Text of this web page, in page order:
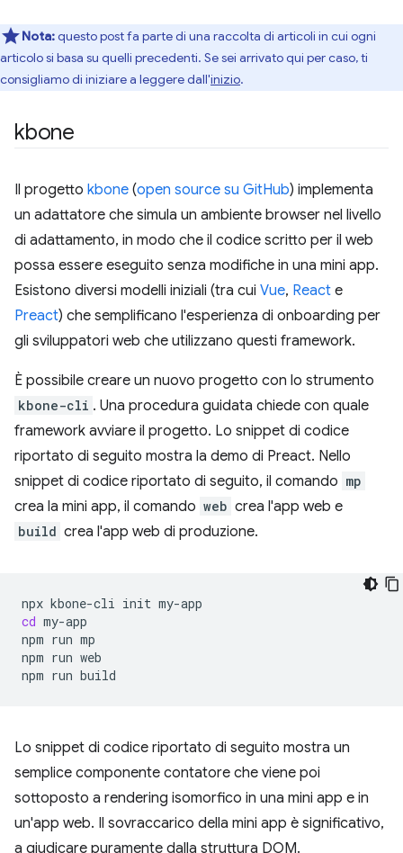
Nota:questo post fa parte di una raccolta di articoli in cui ogni
articolo si basa su quelli precedenti. Se sei arrivato qui per caso, ti
consigliamo di iniziare a leggere dall'inizio.
kbone
Il progetto kbone (open source su GitHub) implementa
un adattatore che simula un ambiente browser nel livello
di adattamento, in modo che il codice scritto per il web
possa essere eseguito senza modifiche in una mini app.
Esistono diversi modelli iniziali (tra cui Vue, React e
Preact) che semplificano l'esperienza di onboarding per
gli sviluppatori web che utilizzano questi framework.
È possibile creare un nuovo progetto con lo strumento
kbone-cli . Una procedura guidata chiede con quale
framework avviare il progetto. Lo snippet di codice
riportato di seguito mostra la demo di Preact. Nello
snippet di codice riportato di seguito, il comando mp
crea la mini app, il comando web crea l'app web e
build crea l'app web di produzione.
npx kbone-cli init
cd my-app
npm run mp
npm run web
npm run
Lo snippet di codice riportato di seguito mostra un
semplice componente contatore che viene poi
sottoposto a rendering isomorfico in una mini app e in
un'app web. Il sovraccarico della mini app è significativo,
a giudicare puramente dalla struttura DOM.